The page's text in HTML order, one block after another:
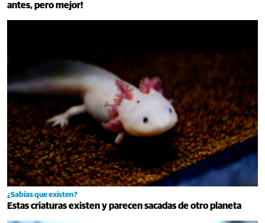
antes, pero mejor!
¿Sabías que existen?
Estas criaturas existen y parecen sacadas de otro planeta